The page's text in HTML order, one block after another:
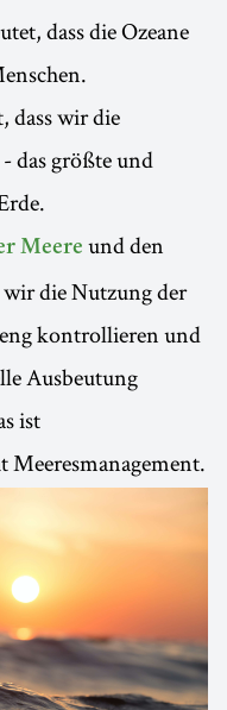
dass die Ozeane
dass wir die
das größte und
Meere und den
die Nutzung der
kontrollieren und
Ausbeutung
ist
Meeresmanagement.